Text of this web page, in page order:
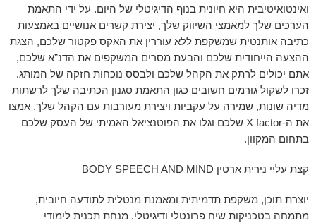
ואינטואיטיבית היא חיונית בנוף הדיגיטלי של היום. על ידי התאמת
הערכים שלך למאמצי השיווק שלך, יצירת קשרים אנושיים באמצעות
כתיבה אותנטית שמשקפת ללא עוררין את האקס פקטור שלכם, הצגת
ההצעה הייחודית שלכם והבעת מסרים המשקפים את הדנ”א שלכם,
אתם יכולים לרתק את הקהל שלכם ולבסס נוכחות חזקה של המותג.
זכרו לשקול גורמים חשובים כגון התאמת סגנון הכתיבה שלך לרשתות
מדיה שונות, שמירה על עקביות ויצירת מעורבות עם הקהל שלך. אמצו
את ה-X factor שלכם וגלו את הפוטנציאל האמיתי של העסק שלכם
בתחום המקוון.
קצת עליי נירית ארטין BODY SPEECH AND MIND
יוצרת תוכן, משקפת תדמיתית ומאמנת מנטלית לתודעה חיובית,
מתמחה בטכניקות שיח פרונטלי ודיגיטלי. מנחת תכנית לימודי